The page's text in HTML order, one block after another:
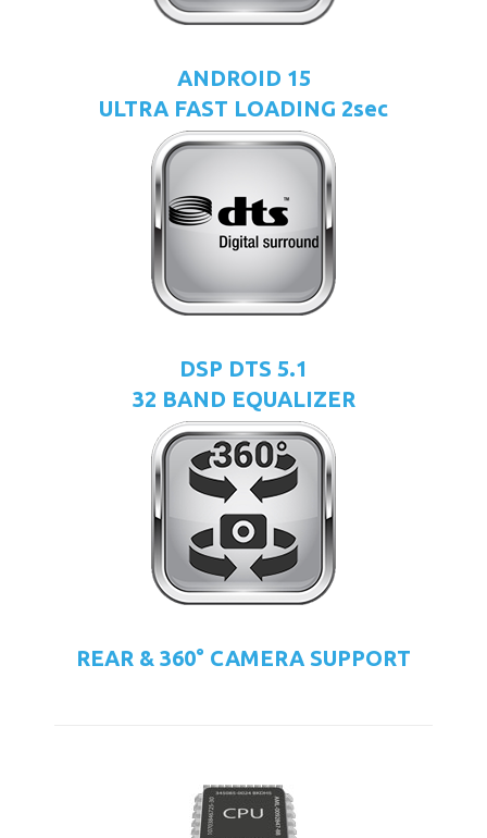
ANDROID 15
ULTRA FAST LOADING 2sec
DSP DTS 5.1
32 BAND EQUALIZER
REAR & 360° CAMERA SUPPORT